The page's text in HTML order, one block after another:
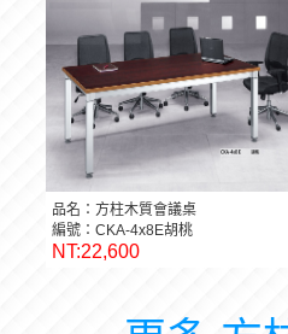
品名：方柱木質會議桌
編號：CKA-4x8E胡桃
NT:22,600
更多 方